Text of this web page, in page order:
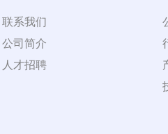
联系我们
公司简介
人才招聘